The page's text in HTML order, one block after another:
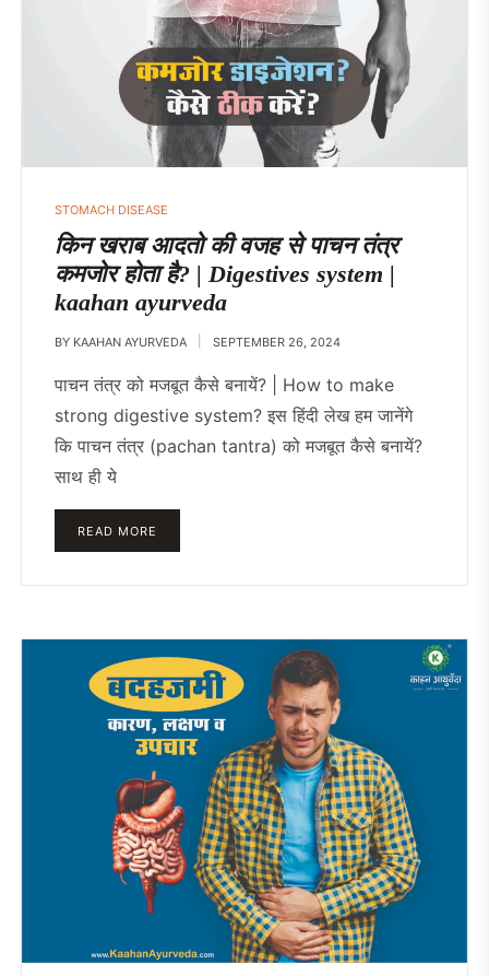
STOMACH DISEASE
किन खराब आदतो की वजह से पाचन तंत्र
कमजोर होता है? | Digestives system |
kaahan ayurveda
BY KAAHAN AYURVEDA SEPTEMBER 26, 2024
पाचन तंत्र को मजबूत कैसे बनायें? | How to make
strong digestive system? इस हिंदी लेख हम जानेंगे
कि पाचन तंत्र (pachan tantra) को मजबूत कैसे बनायें?
साथ ही ये
READ MORE